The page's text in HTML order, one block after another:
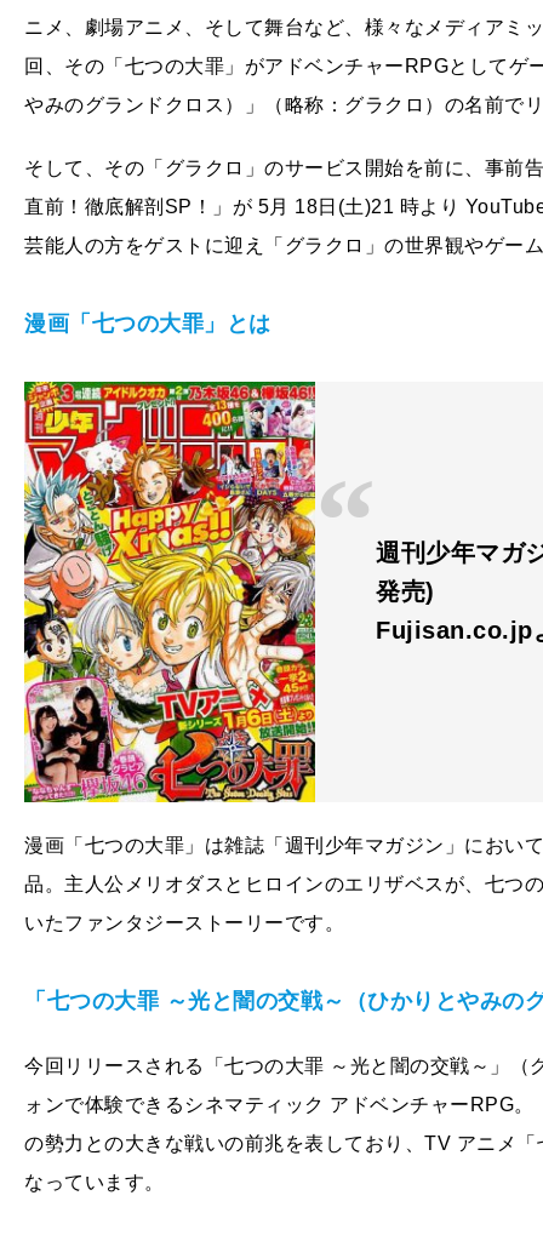
ニメ、劇場アニメ、そして舞台など、様々なメディアミ
回、その「七つの大罪」がアドベンチャーRPGとして
やみのグランドクロス）」（略称：グラクロ）の名前で
そして、その「グラクロ」のサービス開始を前に、事前
直前！徹底解剖SP！」が 5月 18日(土)21 時より
芸能人の方をゲストに迎え「グラクロ」の世界観やゲー
漫画「七つの大罪」とは
週刊少年マガ
発売)
Fujisan.co.jp
漫画「七つの大罪」は雑誌「週刊少年マガジン」におい
品。主人公メリオダスとヒロインのエリザベスが、七つ
いたファンタジーストーリーです。
「七つの大罪 ～光と闇の交戦～（ひかりとやみの
今回リリースされる「七つの大罪 ～光と闇の交戦～」
ォンで体験できるシネマティック アドベンチャーRPG
の勢力との大きな戦いの前兆を表しており、TV アニメ
なっています。